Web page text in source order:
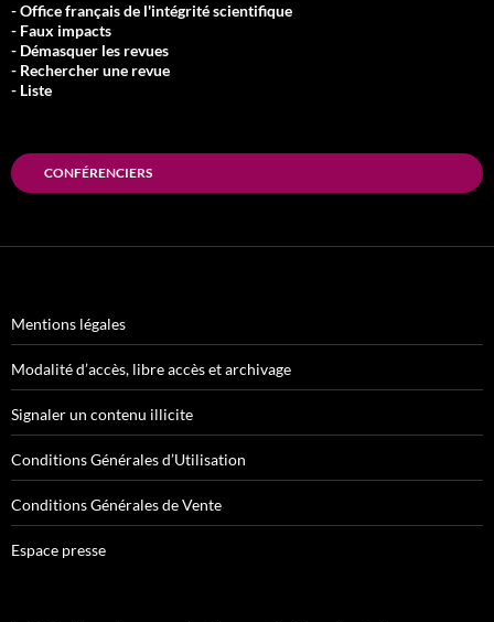
- Office français de l'intégrité scientifique
- Faux impacts
- Démasquer les revues
- Rechercher une revue
- Liste
CONFÉRENCIERS
Mentions légales
Modalité d’accès, libre accès et archivage
Signaler un contenu illicite
Conditions Générales d’Utilisation
Conditions Générales de Vente
Espace presse